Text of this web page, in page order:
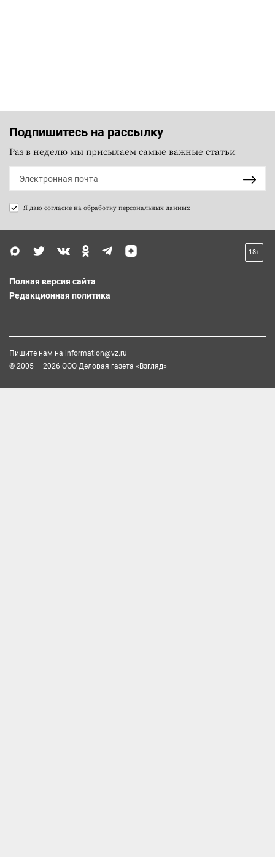
Подпишитесь на рассылку
Раз в неделю мы присылаем самые важные статьи
Я даю согласие на обработку персональных данных
18+
Полная версия сайта
Редакционная политика
Пишите нам на information@vz.ru
© 2005 — 2026 ООО Деловая газета «Взгляд»